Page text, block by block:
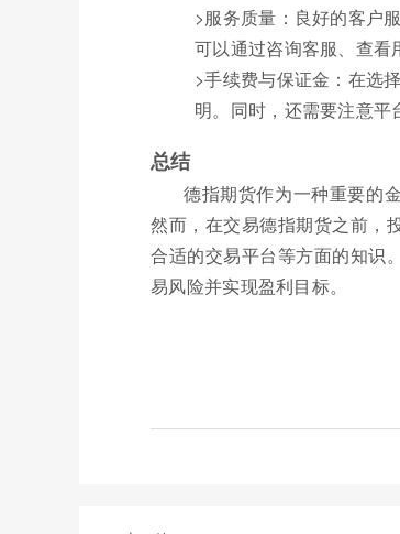
>服务质量：良好的客户
可以通过咨询客服、查看
>手续费与保证金：在选
明。同时，还需要注意平
总结
德指期货作为一种重要的
然而，在交易德指期货之前，
合适的交易平台等方面的知识
易风险并实现盈利目标。